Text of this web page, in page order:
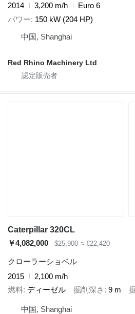
2014
3,200 m/h
Euro 6
パワー 150 kW (204 HP)
中国, Shanghai
Red Rhino Machinery Ltd
Caterpillar 320CL
￥4,082,000
$25,900 ≈ €22,420
クローラーショベル
2015
2,100 m/h
燃料 ディーゼル 掘削深さ 9 m
中国, Shanghai